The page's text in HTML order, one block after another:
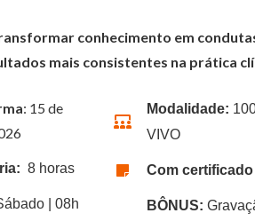
conhecimento em
mais consistentes na prática
: 15 de
8 horas
| 08h
Modalidade:
VIVO
Com certificado
BÔNUS: